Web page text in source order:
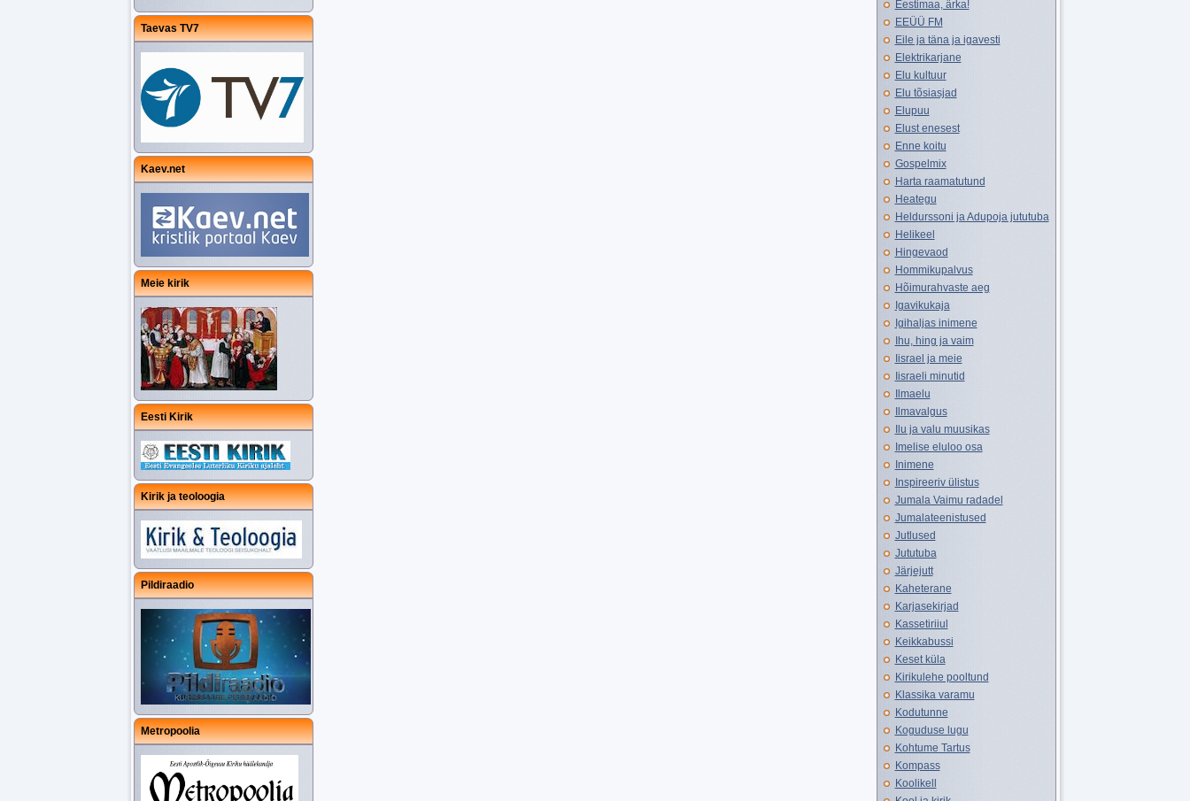
Taevas TV7
Kaev.net
Meie kirik
Eesti Kirik
Kirik ja teoloogia
Pildiraadio
Metropoolia
Eestimaa, ärka!
EEÜÜ FM
Eile ja täna ja igavesti
Elektrikarjane
Elu kultuur
Elu tõsiasjad
Elupuu
Elust enesest
Enne koitu
Gospelmix
Harta raamatutund
Heategu
Heldurssoni ja Adupoja jututuba
Helikeel
Hingevaod
Hommikupalvus
Hõimurahvaste aeg
Igavikukaja
Igihaljas inimene
Ihu, hing ja vaim
Iisrael ja meie
Iisraeli minutid
Ilmaelu
Ilmavalgus
Ilu ja valu muusikas
Imelise eluloo osa
Inimene
Inspireeriv ülistus
Jumala Vaimu radadel
Jumalateenistused
Jutlused
Jututuba
Järjejutt
Kaheterane
Karjasekirjad
Kassetiriiul
Keikkabussi
Keset küla
Kirikulehe pooltund
Klassika varamu
Kodutunne
Koguduse lugu
Kohtume Tartus
Kompass
Koolikell